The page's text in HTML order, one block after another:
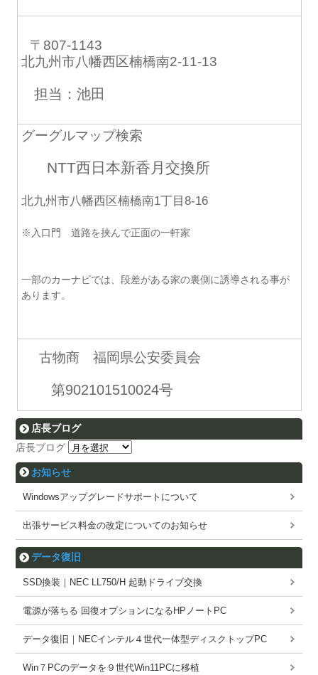
〒807-1143
北九州市八幡西区楠橋南2-11-13
担当：池田
グーグルマップ検索
NTT西日本新香月交換所
北九州市八幡西区楠橋南1丁目8-16
※入口門 道路を挟んで正面の一軒家
一部のカーナビでは、段差がある家の裏側に誘導される事が
あります。
古物商 福岡県公安委員会
第902101510024号
店長ブログ
店長ブログ
お知らせ
Windowsアップグレードサポートについて
出張サービス料金の改定についてのお知らせ
データ復旧
SSD換装｜NEC LL750/H 起動ドライブ交換
電源が落ちる 回復オプションになるHPノートPC
データ復旧｜NECインテル４世代一体型ディスクトップPC
Win７PCのデータを９世代Win11PCに移植